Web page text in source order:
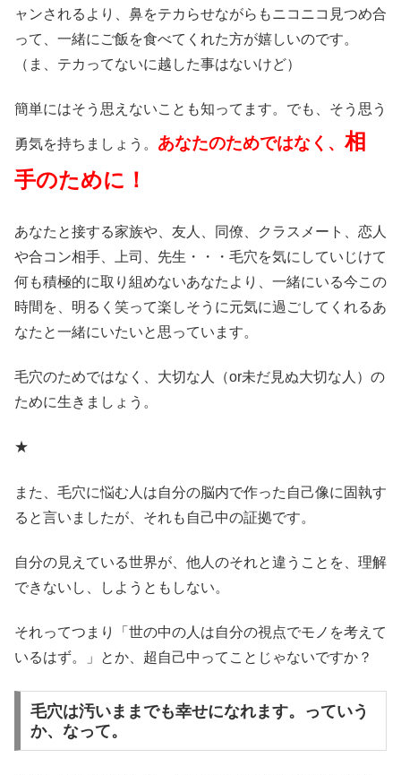
ャンされるより、鼻をテカらせながらもニコニコ見つめ合
って、一緒にご飯を食べてくれた方が嬉しいのです。
（ま、テカってないに越した事はないけど）
簡単にはそう思えないことも知ってます。でも、そう思う
勇気を持ちましょう。 あなたのためではなく、 相
手のために！
あなたと接する家族や、友人、同僚、クラスメート、恋人
や合コン相手、上司、先生・・・毛穴を気にしていじけて
何も積極的に取り組めないあなたより、一緒にいる今この
時間を、明るく笑って楽しそうに元気に過ごしてくれるあ
なたと一緒にいたいと思っています。
毛穴のためではなく、大切な人（or未だ見ぬ大切な人）の
ために生きましょう。
★
また、毛穴に悩む人は自分の脳内で作った自己像に固執す
ると言いましたが、それも自己中の証拠です。
自分の見えている世界が、他人のそれと違うことを、理解
できないし、しようともしない。
それってつまり「世の中の人は自分の視点でモノを考えて
いるはず。」とか、超自己中ってことじゃないですか？
毛穴は汚いままでも幸せになれます。っていう
か、なって。